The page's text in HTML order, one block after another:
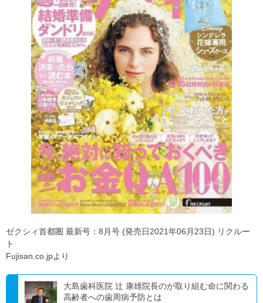
ゼクシィ首都圏 最新号：8月号 (発売日2021年06月23日) リクルー
ト
Fujisan.co.jpより
大島歯科医院 辻 康雄院長のが取り組む命に関わる
高齢者への歯周病予防とは